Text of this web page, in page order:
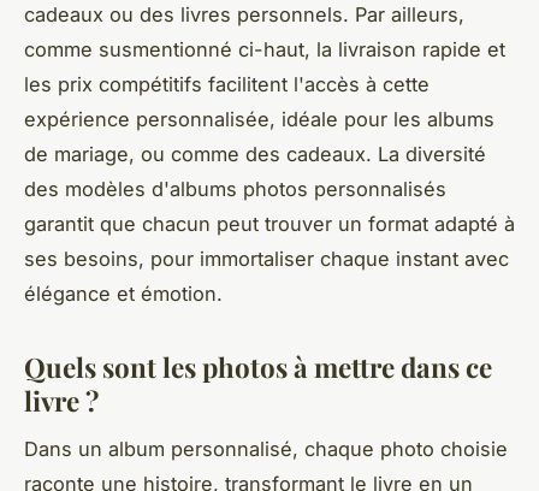
cadeaux ou des livres personnels. Par ailleurs,
comme susmentionné ci-haut, la livraison rapide et
les prix compétitifs facilitent l'accès à cette
expérience personnalisée, idéale pour les albums
de mariage, ou comme des cadeaux. La diversité
des modèles d'albums photos personnalisés
garantit que chacun peut trouver un format adapté à
ses besoins, pour immortaliser chaque instant avec
élégance et émotion.
Quels sont les photos à mettre dans ce
livre ?
Dans un album personnalisé, chaque photo choisie
raconte une histoire, transformant le livre en un